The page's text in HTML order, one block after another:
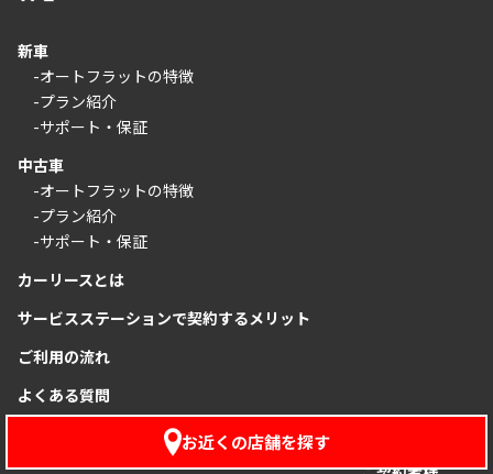
新車
-オートフラットの特徴
-プラン紹介
-サポート・保証
中古車
-オートフラットの特徴
-プラン紹介
-サポート・保証
カーリースとは
サービスステーションで契約するメリット
ご利用の流れ
よくある質問
オートフラットをもっと知るお近くの店舗を探す